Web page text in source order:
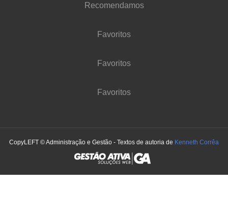
Recomendamos
Favoritos
Favoritos
Favoritos
CopyLEFT © Administração e Gestão - Textos de autoria de Kenneth Corrêa